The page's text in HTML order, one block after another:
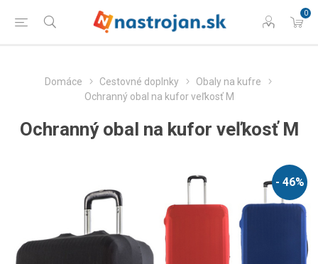
0
Domáce Cestovné doplnky
Obaly na kufre
Ochranný obal na kufor veľkosť M
Ochranný obal na kufor veľkosť M
- 46%